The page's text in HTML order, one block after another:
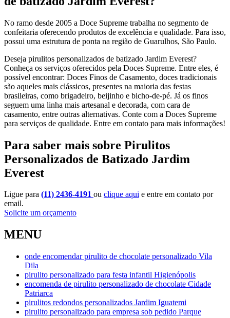
No ramo desde 2005 a Doce Supreme trabalha no segmento de
confeitaria oferecendo produtos de excelência e qualidade. Para isso,
possui uma estrutura de ponta na região de Guarulhos, São Paulo.
Deseja pirulitos personalizados de batizado Jardim Everest?
Conheça os serviços oferecidos pela Doces Supreme. Entre eles, é
possível encontrar: Doces Finos de Casamento, doces tradicionais
são aqueles mais clássicos, presentes na maioria das festas
brasileiras, como brigadeiro, beijinho e bicho-de-pé. Já os finos
seguem uma linha mais artesanal e decorada, com cara de
casamento, entre outras alternativas. Conte com a Doces Supreme
para serviços de qualidade. Entre em contato para mais informações!
Para saber mais sobre Pirulitos
Personalizados de Batizado Jardim
Everest
Ligue para (11) 2436-4191 ou clique aqui e entre em contato por
email.
Solicite um orçamento
MENU
onde encomendar pirulito de chocolate personalizado Vila
Dila
pirulito personalizado para festa infantil Higienópolis
encomenda de pirulito personalizado de chocolate Cidade
Patriarca
pirulitos redondos personalizados Jardim Iguatemi
pirulito personalizado para empresa sob pedido Parque